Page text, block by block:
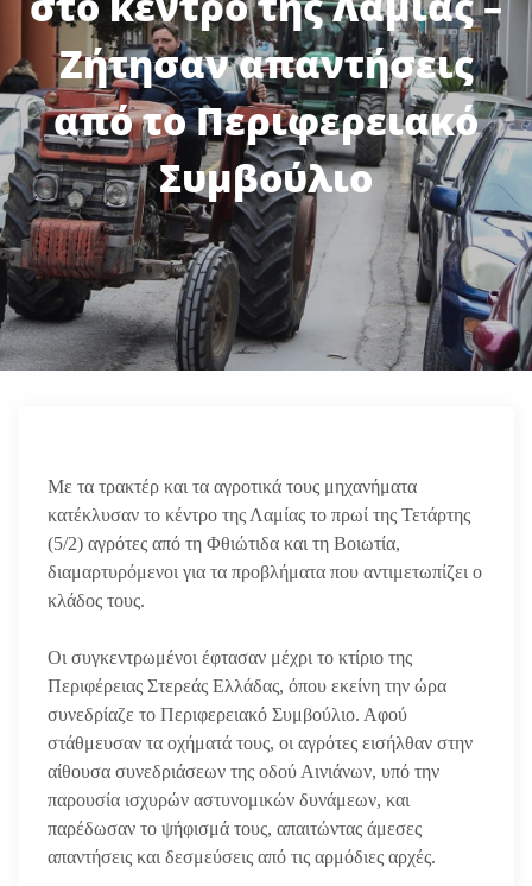
Ζήτησαν απαντήσεις
από το Περιφερειακό
Συμβούλιο
Με τα τρακτέρ και τα αγροτικά τους μηχανήματα
κατέκλυσαν το κέντρο της Λαμίας το πρωί της Τετάρτης
(5/2) αγρότες από τη Φθιώτιδα και τη Βοιωτία,
διαμαρτυρόμενοι για τα προβλήματα που αντιμετωπίζει ο
κλάδος τους.
Οι συγκεντρωμένοι έφτασαν μέχρι το κτίριο της
Περιφέρειας Στερεάς Ελλάδας, όπου εκείνη την ώρα
συνεδρίαζε το Περιφερειακό Συμβούλιο. Αφού
στάθμευσαν τα οχήματά τους, οι αγρότες εισήλθαν στην
αίθουσα συνεδριάσεων της οδού Αινιάνων, υπό την
παρουσία ισχυρών αστυνομικών δυνάμεων, και
παρέδωσαν το ψήφισμά τους, απαιτώντας άμεσες
απαντήσεις και δεσμεύσεις από τις αρμόδιες αρχές.